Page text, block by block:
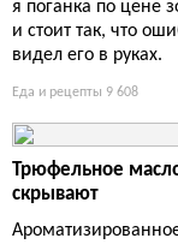
я поганка по цене
и стоит так, что
видел его в руках.
Еда и рецепты 9 608
Трюфельное
скрывают